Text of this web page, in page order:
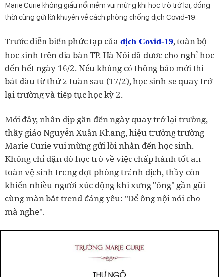
Marie Curie không giấu nổi niềm vui mừng khi học trò trở lại, đồng
thời cũng gửi lời khuyên về cách phòng chống dịch Covid-19.
Trước diễn biến phức tạp của dịch Covid-19, toàn bộ
học sinh trên địa bàn TP. Hà Nội đã được cho nghỉ học
đến hết ngày 16/2. Nếu không có thông báo mới thì
bắt đầu từ thứ 2 tuần sau (17/2), học sinh sẽ quay trở
lại trường và tiếp tục học kỳ 2.
Mới đây, nhân dịp gần đến ngày quay trở lại trường,
thầy giáo Nguyễn Xuân Khang, hiệu trưởng trường
Marie Curie vui mừng gửi lời nhắn đến học sinh.
Không chỉ dặn dò học trò về việc chấp hành tốt an
toàn vệ sinh trong đợt phòng tránh dịch, thầy còn
khiến nhiều người xúc động khi xưng "ông" gần gũi
cùng màn bắt trend đáng yêu: "Để ông nội nói cho
mà nghe".